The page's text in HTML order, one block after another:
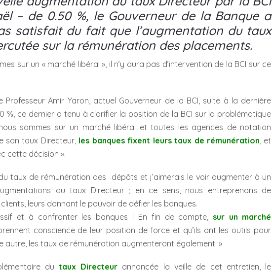
– de 0.50 %, le Gouverneur de la Banque a
satisfait du fait que l’augmentation du taux
sur la rémunération des placements.
sur un « marché libéral », il n’y aura pas d’intervention de la BCI sur ce
Amir Yaron, actuel Gouverneur de la BCI, suite à la dernière
%, ce dernier a tenu à clarifier la position de la BCI sur la problématique
sommes sur un marché libéral et toutes les agences de notation
son taux Directeur, les banques fixent leurs taux de rémunération, et
cette décision ».
taux de rémunération des dépôts et j’aimerais le voir augmenter à un
du taux Directeur ; en ce sens, nous entreprenons de
leurs donnant le pouvoir de défier les banques.
et à confronter les banques ! En fin de compte, sur un marché
conscience de leur position de force et qu’ils ont les outils pour
autre, les taux de rémunération augmenteront également. »
du taux Directeur annoncée la veille de cet entretien, le